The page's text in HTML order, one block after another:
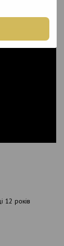
12 років